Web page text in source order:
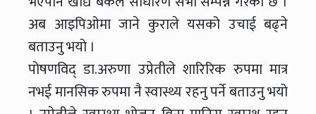
अब आइपिओमा जाने कुराले यसको उचाई बढ्ने
बताउनु भयो ।
पोषणविद् डा.अरुणा उप्रेतीले शारिरिक रुपमा मात्र
नभई मानसिक रुपमा नै स्वास्थ्य रहनु पर्ने बताउनु भयो